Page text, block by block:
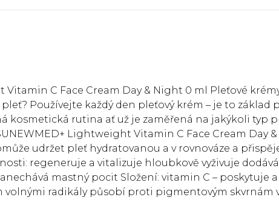
Vitamin C Face Cream Day & Night 0 ml Pleťové
Používejte každý den pleťový krém – je to základ
kosmetická rutina ať už je zaměřená na jakýkoli typ
Lightweight Vitamin C Face Cream Day
udržet pleť hydratovanou a v rovnováze a
regeneruje a vitalizuje hloubkově vyživuje
mastný pocit Složení: vitamin C – poskytuje
volnými radikály působí proti pigmentovým skvrnám